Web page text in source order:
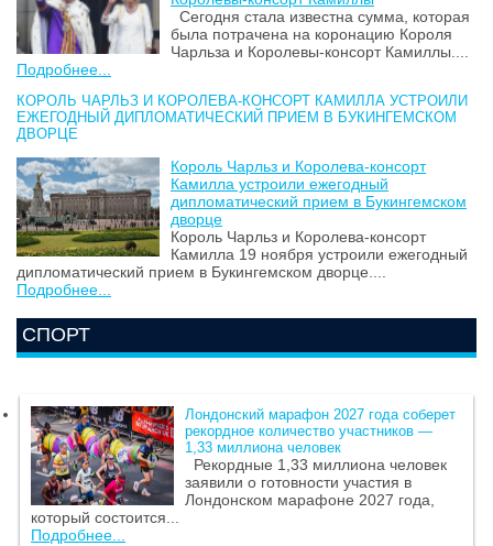
Сегодня стала известна сумма, которая
была потрачена на коронацию Короля
Чарльза и Королевы-консорт Камиллы....
Подробнее...
КОРОЛЬ ЧАРЛЬЗ И КОРОЛЕВА-КОНСОРТ КАМИЛЛА УСТРОИЛИ
ЕЖЕГОДНЫЙ ДИПЛОМАТИЧЕСКИЙ ПРИЕМ В БУКИНГЕМСКОМ
ДВОРЦЕ
Король Чарльз и Королева-консорт
Камилла устроили ежегодный
дипломатический прием в Букингемском
дворце
Король Чарльз и Королева-консорт
Камилла 19 ноября устроили ежегодный
дипломатический прием в Букингемском дворце....
Подробнее...
СПОРТ
Лондонский марафон 2027 года соберет
рекордное количество участников —
1,33 миллиона человек
Рекордные 1,33 миллиона человек
заявили о готовности участия в
Лондонском марафоне 2027 года,
который состоится...
Подробнее...